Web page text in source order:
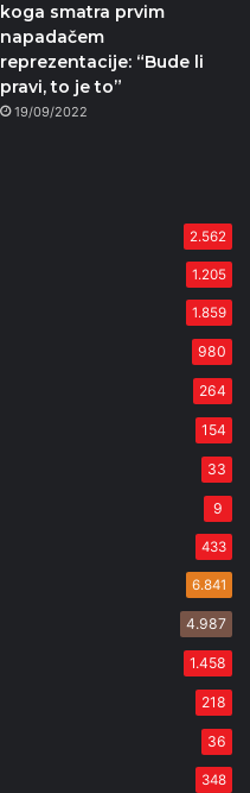
koga smatra prvim
napadačem
reprezentacije: “Bude li
pravi, to je to”
19/09/2022
2.562
1.205
1.859
980
264
154
33
9
433
6.841
4.987
1.458
218
36
348